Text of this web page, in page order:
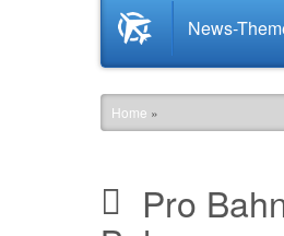
Startseite
News-
Home »
Pro